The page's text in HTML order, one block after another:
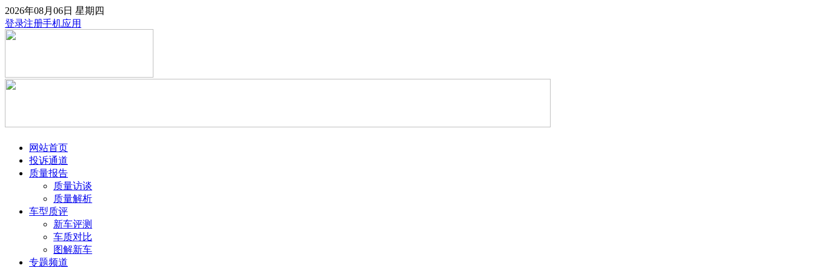
2026年08月06日 星期四
登录注册手机应用
网站首页
投诉通道
质量报告
质量访谈
质量解析
车型质评
新车评测
车质对比
图解新车
专题频道